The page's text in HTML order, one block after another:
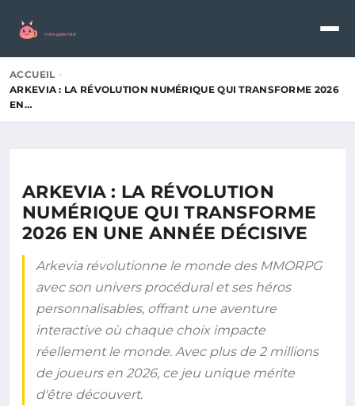
Votre guide félin
ACCUEIL
ARKEVIA : LA RÉVOLUTION NUMÉRIQUE QUI TRANSFORME 2026
EN…
ARKEVIA : LA RÉVOLUTION
NUMÉRIQUE QUI TRANSFORME
2026 EN UNE ANNÉE DÉCISIVE
Arkevia révolutionne le monde des MMORPG
avec son univers procédural et ses héros
personnalisables, offrant une aventure
interactive où chaque choix impacte
réellement le monde. Avec plus de 2 millions
de joueurs en 2026, ce jeu unique mérite
d'être découvert.